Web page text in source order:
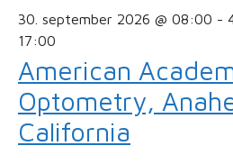
30. september 2026 @ 08:00 -
17:00
American
Optometry,
California